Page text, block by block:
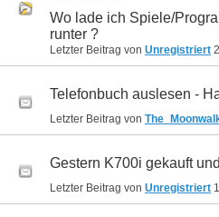
Wo lade ich Spiele/
runter ?
Letzter Beitrag von Unregistriert
Telefonbuch auslesen -
Letzter Beitrag von
Gestern K700i gekauft
Letzter Beitrag von Unregistriert